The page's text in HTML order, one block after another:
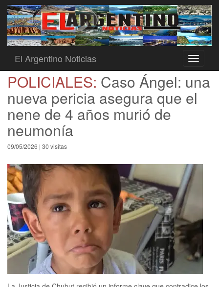
Toggle
El Argentino Noticias
POLICIALES: Caso Ángel: una
nueva pericia asegura que el
nene de 4 años murió de
neumonía
09/05/2026 | 30 visitas